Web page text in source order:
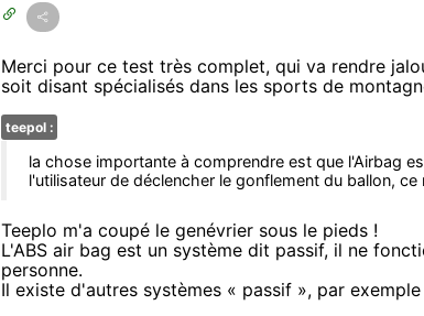
Merci pour ce test très complet, qui va rendre
soit disant spécialisés dans les sports de
teepol :
la chose importante à comprendre est que l'Airbag
l'utilisateur de déclencher le gonflement du ballon,
Teeplo m'a coupé le genévrier sous le pieds !
L'ABS air bag est un système dit passif, il ne
personne.
Il existe d'autres systèmes « passif », par